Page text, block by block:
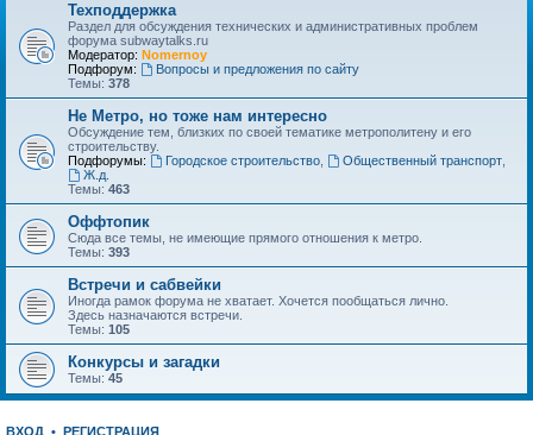
Техподдержка
Раздел для обсуждения технических и административных проблем
форума subwaytalks.ru
Модератор: Nomernoy
Подфорум:
Вопросы и предложения по сайту
Темы: 378
Не Метро, но тоже нам интересно
Обсуждение тем, близких по своей тематике метрополитену и его
строительству.
Подфорумы:
Городское строительство, Общественный транспорт,
Ж.д.
Темы: 463
Оффтопик
Сюда все темы, не имеющие прямого отношения к метро.
Темы: 393
Встречи и сабвейки
Иногда рамок форума не хватает. Хочется пообщаться лично.
Здесь назначаются встречи.
Темы: 105
Конкурсы и загадки
Темы: 45
ВХОД • РЕГИСТРАЦИЯ